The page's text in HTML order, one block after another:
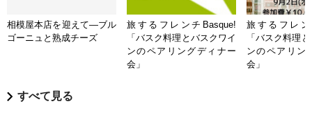
相模屋本店を迎えて―ブル
ゴーニュと熟成チーズ
旅するフレンチBasque!
「バスク料理とバスクワイ
ンのペアリングディナー
会」
旅するフレン
「バスク料理
ンのペアリン
会」
すべて見る